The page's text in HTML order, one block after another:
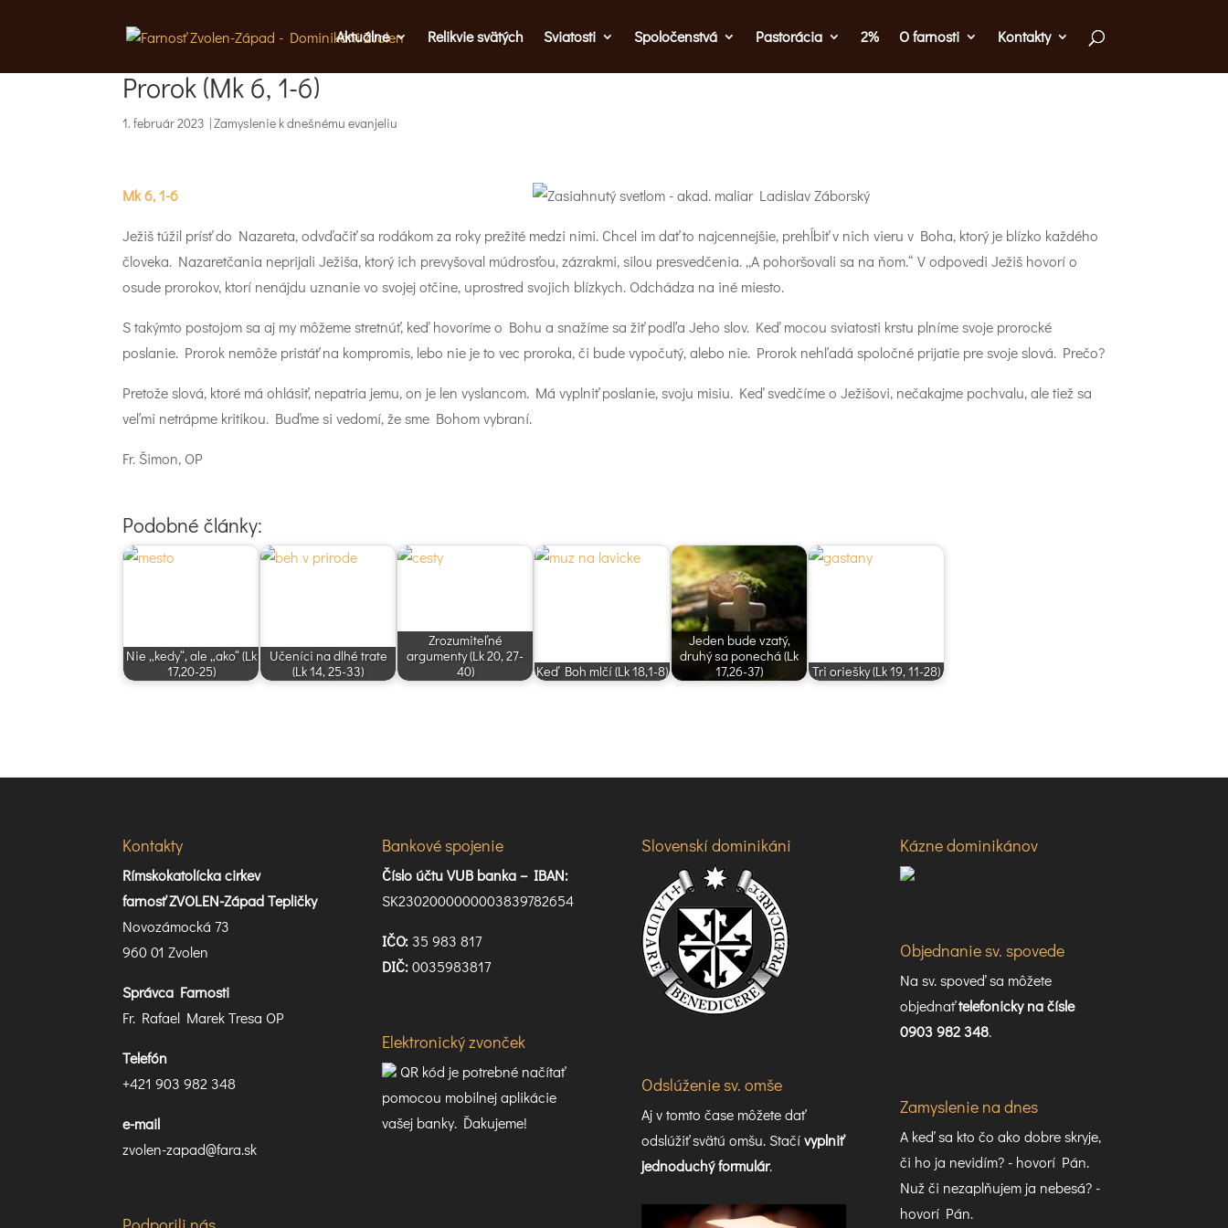
Aktuálne Relikvie svätých Sviatosti Spoločenstvá Pastorácia 2% O farnosti Kontakty
Prorok (Mk 6, 1-6)
1. február 2023 |Zamyslenie k dnešnému evanjeliu
Mk 6, 1-6
Ježiš túžil prísť do Nazareta, odvďačiť sa rodákom za roky prežité medzi nimi. Chcel im dať to najcennejšie, prehĺbiť v nich vieru v Boha, ktorý je blízko každého
človeka. Nazaretčania neprijali Ježiša, ktorý ich prevyšoval múdrosťou, zázrakmi, silou presvedčenia. „A pohoršovali sa na ňom.“ V odpovedi Ježiš hovorí o
osude prorokov, ktorí nenájdu uznanie vo svojej otčine, uprostred svojich blízkych. Odchádza na iné miesto.
S takýmto postojom sa aj my môžeme stretnúť, keď hovoríme o Bohu a snažíme sa žiť podľa Jeho slov. Keď mocou sviatosti krstu plníme svoje prorocké
poslanie. Prorok nemôže pristáť na kompromis, lebo nie je to vec proroka, či bude vypočutý, alebo nie. Prorok nehľadá spoločné prijatie pre svoje slová. Prečo?
Pretože slová, ktoré má ohlásiť, nepatria jemu, on je len vyslancom. Má vyplniť poslanie, svoju misiu. Keď svedčíme o Ježišovi, nečakajme pochvalu, ale tiež sa
veľmi netrápme kritikou. Buďme si vedomí, že sme Bohom vybraní.
Fr. Šimon, OP
Podobné články:
Nie „kedy“, ale „ako“ (Lk
17,20-25)
Učeníci na dlhé trate
(Lk 14, 25-33)
Zrozumiteľné
argumenty (Lk 20, 27-
40)
Keď Boh mlčí (Lk 18,1-8)
Jeden bude vzatý,
druhý sa ponechá (Lk
17,26-37)
Tri oriešky (Lk 19, 11-28)
Kontakty
Rímskokatolícka cirkev
farnosť ZVOLEN-Západ Tepličky
Novozámocká 73
960 01 Zvolen
Správca Farnosti
Fr. Rafael Marek Tresa OP
Telefón
+421 903 982 348
e-mail
zvolen-zapad@fara.sk
Bankové spojenie
Číslo účtu VUB banka – IBAN:
SK2302000000003839782654
IČO:35 983 817
DIČ:0035983817
Elektronický zvonček
QR kód je potrebné načítať
pomocou mobilnej aplikácie
vašej banky. Ďakujeme!
Slovenskí dominikáni
Odslúženie sv. omše
Aj v tomto čase môžete dať
odslúžiť svätú omšu. Stačívyplniť
jednoduchý formulár.
Kázne dominikánov
Objednanie sv. spovede
Na sv. spoveď sa môžete
objednaťtelefonicky na čísle
0903 982 348.
Zamyslenie na dnes
A keď sa kto čo ako dobre skryje,
či ho ja nevidím? - hovorí Pán.
Nuž či nezaplňujem ja nebesá? -
hovorí Pán.